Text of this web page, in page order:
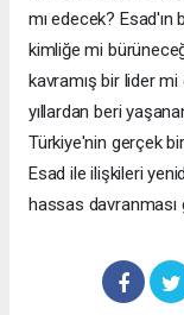
mı edecek? Esad'ın
kimliğe mi
kavramış bir lider
yıllardan beri
Türkiye'nin gerçek
Esad ile ilişkileri
hassas davranması